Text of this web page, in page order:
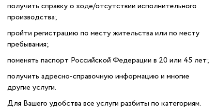
получить справку о ходе/отсутствии исполнительного
производства;
пройти регистрацию по месту жительства или по месту
пребывания;
поменять паспорт Российской Федерации в 20 или 45 лет;
получить адресно-справочную информацию и многие
другие услуги.
Для Вашего удобства все услуги разбиты по категориям.